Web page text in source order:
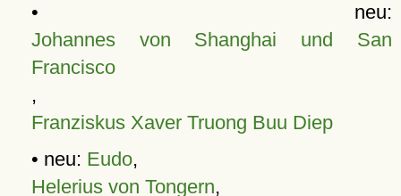
• neu:
Johannes von Shanghai und San
Francisco
,
Franziskus Xaver Truong Buu Diep
• neu: Eudo,
Helerius von Tongern,